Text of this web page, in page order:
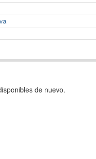
de nuevo.